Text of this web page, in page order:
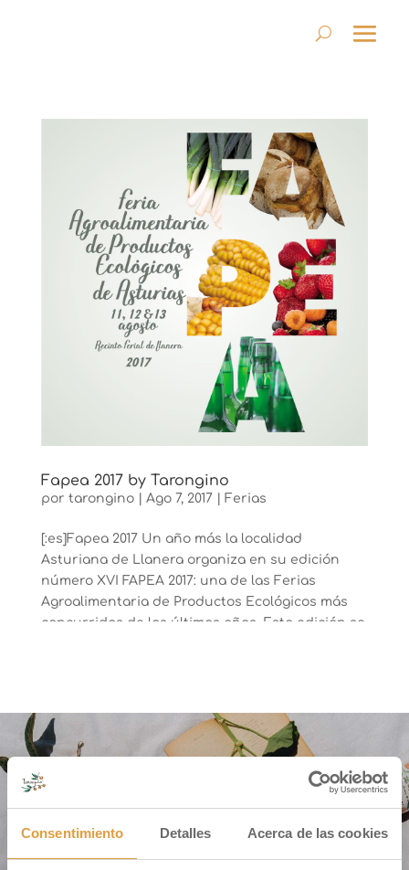
Consentimiento Detalles Acerca de las cookies
Fapea 2017 by Tarongino
por tarongino| Ago 7, 2017 Ferias
[:es]Fapea 2017 Un año más la localidad
Asturiana de Llanera organiza en su edición
número XVI FAPEA 2017: una de las Ferias
Agroalimentaria de Productos Ecológicos más
concurridas de los últimos años. Esta edición se